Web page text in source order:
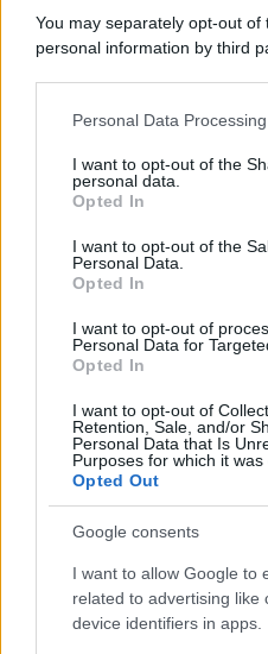
You may separately opt-out
personal information by third
This information may also be
disclose it to other third
Please note that this website/
services and may gather and
not limited to your visit or
grant or deny consent to
consent section.
Personal Data
I want to opt-out of the
personal data.
Opted In
I want to opt-out of the
Personal Data.
Opted In
I want to opt-out of
Personal Data for
Opted In
I want to opt-out of
Retention, Sale, and/or
Personal Data that Is
Purposes for which it was
Opted Out
Google consents
I want to allow Google to
related to advertising like
device identifiers in apps.
Categorie
Gossip
Televisione
Programmi TV
Amici
Ballando Con Le Stelle
Grande Fratello
Isola Dei Famosi
Uomini E Donne